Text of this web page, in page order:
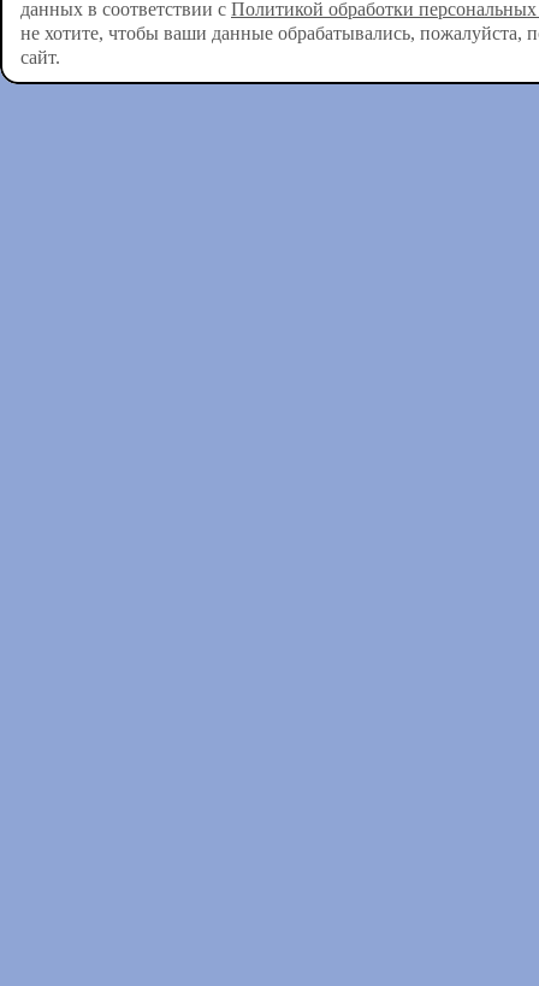
данных в соответствии с Политикой обработки
не хотите, чтобы ваши данные обрабатывались, пожалуйста,
сайт.